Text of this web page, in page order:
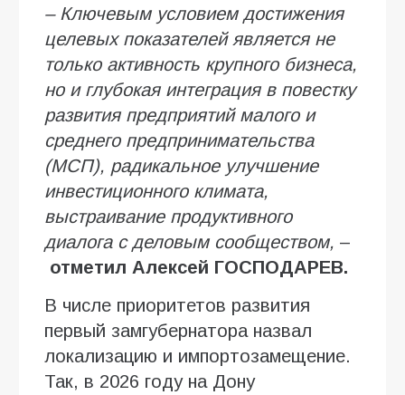
– Ключевым условием достижения
целевых показателей является не
только активность крупного бизнеса,
но и глубокая интеграция в повестку
развития предприятий малого и
среднего предпринимательства
(МСП), радикальное улучшение
инвестиционного климата,
выстраивание продуктивного
диалога с деловым сообществом, –
отметил Алексей ГОСПОДАРЕВ.
В числе приоритетов развития
первый замгубернатора назвал
локализацию и импортозамещение.
Так, в 2026 году на Дону